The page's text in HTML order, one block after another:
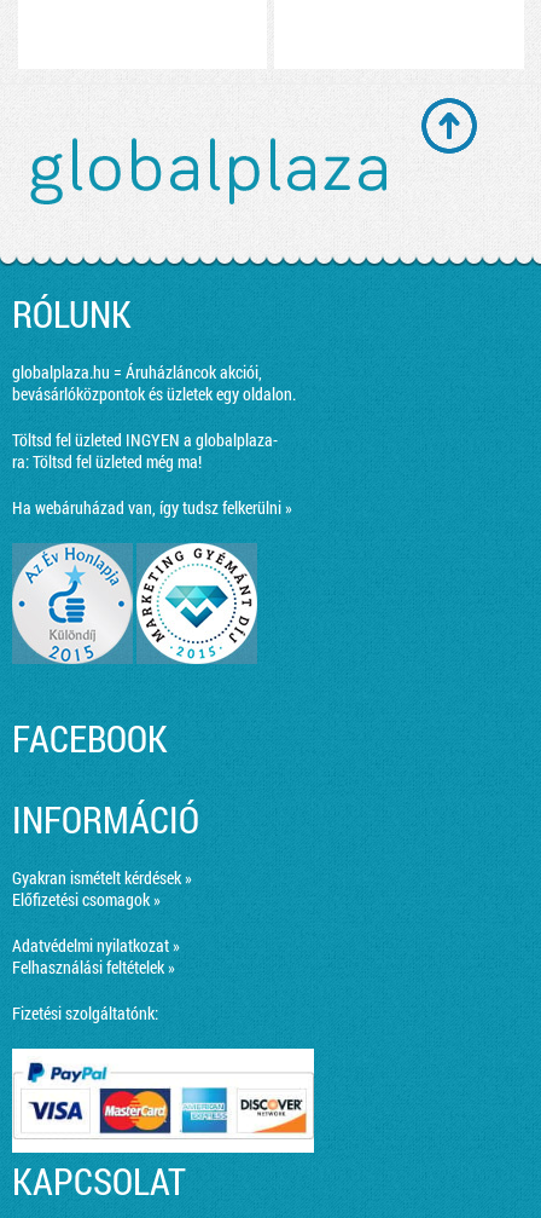
RÓLUNK
globalplaza.hu = Áruházláncok akciói,
bevásárlóközpontok és üzletek egy oldalon.
Töltsd fel üzleted INGYEN a globalplaza-
ra:Töltsd fel üzleted még ma!
Ha webáruházad van, így tudsz felkerülni »
FACEBOOK
INFORMÁCIÓ
Gyakran ismételt kérdések »
Előfizetési csomagok »
Adatvédelmi nyilatkozat »
Felhasználási feltételek »
Fizetési szolgáltatónk:
KAPCSOLAT